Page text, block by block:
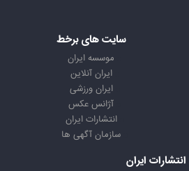
سایت های برخط
موسسه ایران
ایران آنلاین
ایران ورزشی
آژانس عکس
انتشارات ایران
سازمان آگهی ها
انتشارات ایران